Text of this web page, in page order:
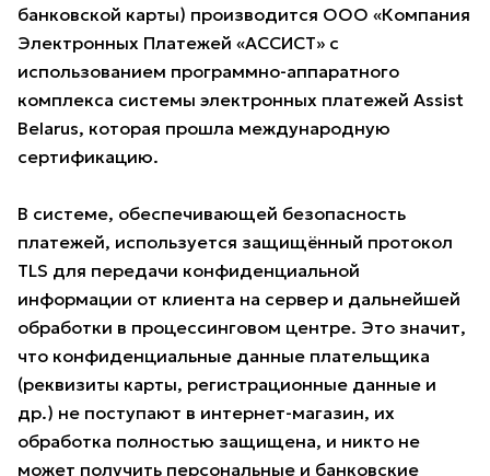
банковской карты) производится ООО «Компания
Электронных Платежей «АССИСТ» с
использованием программно-аппаратного
комплекса системы электронных платежей Assist
Belarus, которая прошла международную
сертификацию.
В системе, обеспечивающей безопасность
платежей, используется защищённый протокол
TLS для передачи конфиденциальной
информации от клиента на сервер и дальнейшей
обработки в процессинговом центре. Это значит,
что конфиденциальные данные плательщика
(реквизиты карты, регистрационные данные и
др.) не поступают в интернет-магазин, их
обработка полностью защищена, и никто не
может получить персональные и банковские